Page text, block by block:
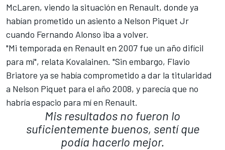
McLaren, viendo la situación en Renault, donde ya
habían prometido un asiento a Nelson Piquet Jr
cuando Fernando Alonso iba a volver.
"Mi temporada en Renault en 2007 fue un año difícil
para mí", relata Kovalainen. "Sin embargo, Flavio
Briatore ya se había comprometido a dar la titularidad
a Nelson Piquet para el año 2008, y parecía que no
habría espacio para mí en Renault.
Mis resultados no fueron lo
suficientemente buenos, sentí que
podía hacerlo mejor.